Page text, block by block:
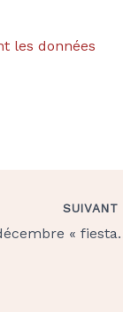
les données
SUIVANT
Les